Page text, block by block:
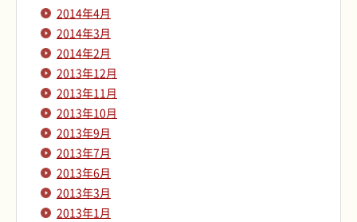
2014年4月
2014年3月
2014年2月
2013年12月
2013年11月
2013年10月
2013年9月
2013年7月
2013年6月
2013年3月
2013年1月